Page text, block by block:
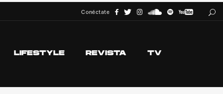
Conéctate
LIFESTYLE REVISTA TV